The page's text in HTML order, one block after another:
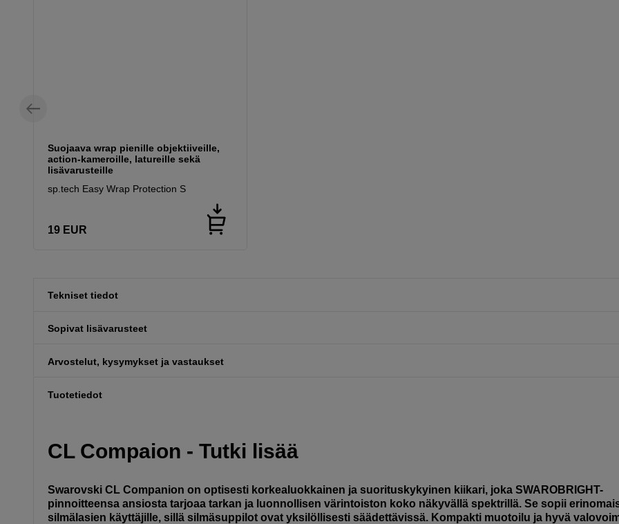
Suojaava wrap pienille objektiiveille,
action-kameroille, latureille sekä
lisävarusteille
sp.tech Easy Wrap Protection S
19 EUR
Tekniset tiedot
Sopivat lisävarusteet
Arvostelut, kysymykset ja vastaukset
Tuotetiedot
CL Compaion - Tutki lisää
Swarovski CL Companion on optisesti korkealuokkainen ja suorituskykyinen kiikari, joka SWAROBRIGHT-
pinnoitteensa ansiosta tarjoaa tarkan ja luonnollisen värintoiston koko näkyvällä spektrillä. Se sopii
silmälasien käyttäjille, sillä silmäsuppilot ovat yksilöllisesti säädettävissä. Kompakti muotoilu ja hyvä